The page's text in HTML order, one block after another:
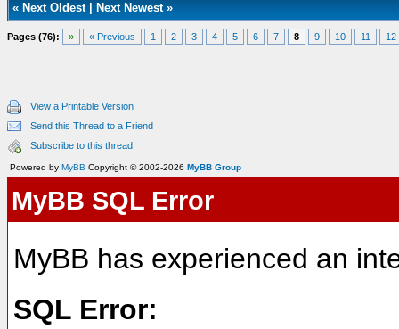
« Next Oldest| Next Newest»
Pages (76): » « Previous 1 2 3 4 5 6 7 8 9 10 11 12
View a Printable Version
Send this Thread to a Friend
Subscribe to this thread
Powered by MyBB Copyright © 2002-2026 MyBB Group
MyBB SQL Error
MyBB has experienced an
SQL Error: